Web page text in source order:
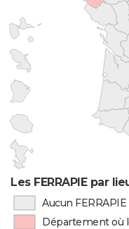
Les FERRAPIE par
Aucun
Département où